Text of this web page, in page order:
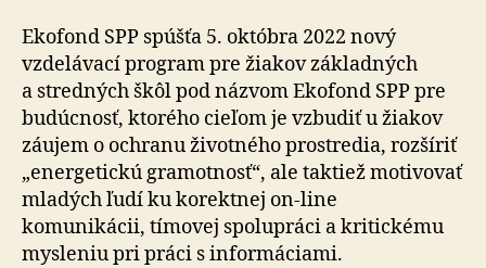
Ekofond SPP spúšťa 5. októbra 2022 nový
vzdelávací program pre žiakov základných
a stredných škôl pod názvom Ekofond SPP pre
budúcnosť, ktorého cieľom je vzbudiť u žiakov
záujem o ochranu životného prostredia, rozšíriť
„energetickú gramotnosť“, ale taktiež motivovať
mladých ľudí ku korektnej on-line
komunikácii, tímovej spolupráci a kritickému
mysleniu pri práci s informáciami.